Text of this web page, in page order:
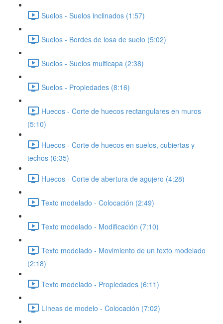
Suelos - Suelos inclinados (1:57)
Suelos - Bordes de losa de suelo (5:02)
Suelos - Suelos multicapa (2:38)
Suelos - Propiedades (8:16)
Huecos - Corte de huecos rectangulares en muros
(5:10)
Huecos - Corte de huecos en suelos, cubiertas y
techos (6:35)
Huecos - Corte de abertura de agujero (4:28)
Texto modelado - Colocación (2:49)
Texto modelado - Modificación (7:10)
Texto modelado - Movimiento de un texto modelado
(2:18)
Texto modelado - Propiedades (6:11)
Líneas de modelo - Colocación (7:02)